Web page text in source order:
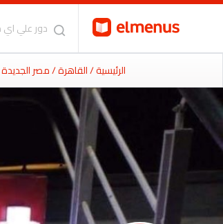
الرئيسية/ القاهرة/ مصر الجديدة